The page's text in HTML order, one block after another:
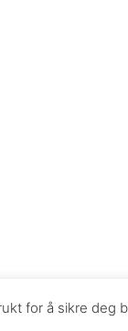
for å sikre deg